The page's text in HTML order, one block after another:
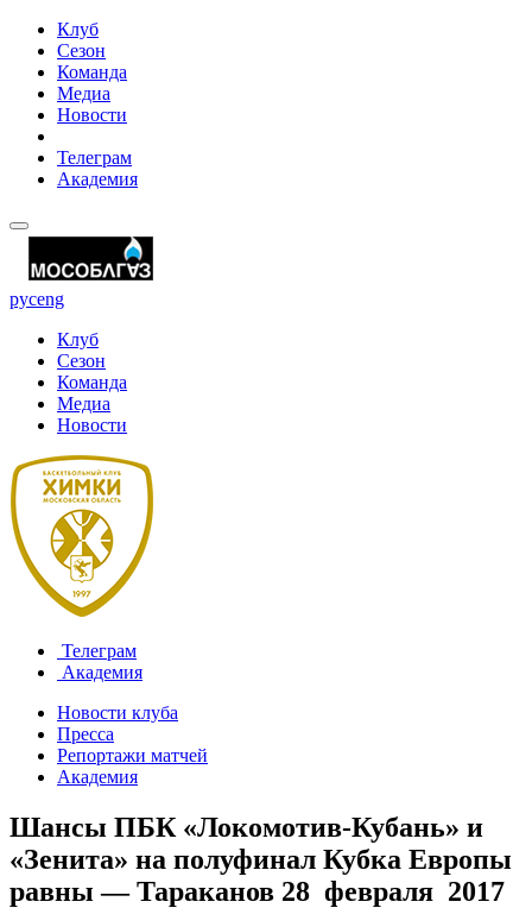
Клуб
Сезон
Команда
Медиа
Новости
Телеграм
Академия
русeng
Клуб
Сезон
Команда
Медиа
Новости
Телеграм
Академия
Новости клуба
Пресса
Репортажи матчей
Академия
Шансы ПБК «Локомотив-Кубань» и
«Зенита» на полуфинал Кубка Европы
равны — Тараканов 28 февраля 2017